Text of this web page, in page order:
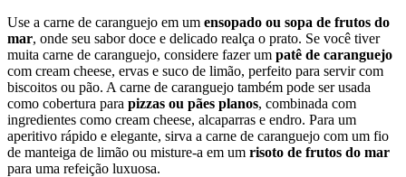
Use a carne de caranguejo em um ensopado ou sopa de frutos do
mar, onde seu sabor doce e delicado realça o prato. Se você tiver
muita carne de caranguejo, considere fazer um patê de caranguejo
com cream cheese, ervas e suco de limão, perfeito para servir com
biscoitos ou pão. A carne de caranguejo também pode ser usada
como cobertura para pizzas ou pães planos, combinada com
ingredientes como cream cheese, alcaparras e endro. Para um
aperitivo rápido e elegante, sirva a carne de caranguejo com um fio
de manteiga de limão ou misture-a em um risoto de frutos do mar
para uma refeição luxuosa.